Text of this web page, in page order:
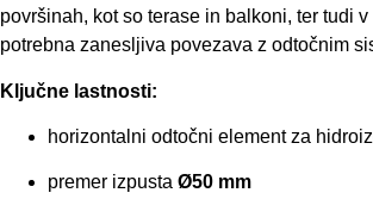
površinah, kot so terase in balkoni, ter tudi
potrebna zanesljiva povezava z odtočnim
Ključne lastnosti:
horizontalni odtočni element za
premer izpusta Ø50 mm